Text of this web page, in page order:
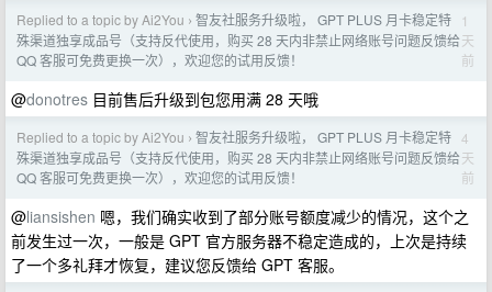
Replied to a topic by Ai2You › 智友社服务升级啦， GPT PLUS 月卡稳定特
殊渠道独享成品号（支持反代使用，购买 28 天内非禁止网络账号问题反馈给
QQ 客服可免费更换一次），欢迎您的试用反馈！
1
天
前
@donotres 目前售后升级到包您用满 28 天哦
Replied to a topic by Ai2You › 智友社服务升级啦， GPT PLUS 月卡稳定特
殊渠道独享成品号（支持反代使用，购买 28 天内非禁止网络账号问题反馈给
QQ 客服可免费更换一次），欢迎您的试用反馈！
4
天
前
@liansishen 嗯，我们确实收到了部分账号额度减少的情况，这个之
前发生过一次，一般是 GPT 官方服务器不稳定造成的，上次是持续
了一个多礼拜才恢复，建议您反馈给 GPT 客服。